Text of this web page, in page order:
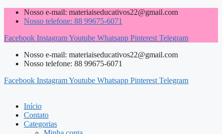
Pular
para
conteúdo
Nosso e-mail: materiaiseducativos22@gmail.com
Nosso telefone: 88 99675-6071
Facebook InstagramYoutube Whatsapp Pinterest Telegram
Nosso e-mail: materiaiseducativos22@gmail.com
Nosso telefone: 88 99675-6071
Facebook InstagramYoutube Whatsapp Pinterest Telegram
Início
Contato
Categorias